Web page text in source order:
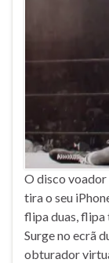
O disco voador
tira o seu
flipa duas, flipa
Surge no ecrã
obturador